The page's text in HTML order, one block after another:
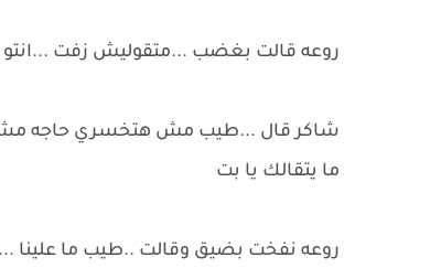
روعه قالت بغضب ...متقوليش زفت
شاكر قال ...طيب مش هتخسري حاجه مشي
ما يتقالك يا بت
روعه نفخت بضيق وقالت ..طيب ما علينا